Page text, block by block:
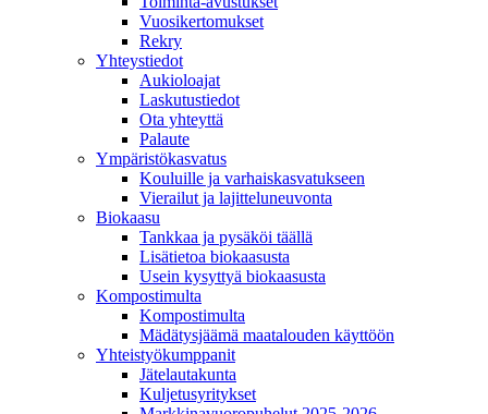
Vuosikertomukset
Rekry
Yhteystiedot
Aukioloajat
Laskutustiedot
Ota yhteyttä
Palaute
Ympäristökasvatus
Kouluille ja varhaiskasvatukseen
Vierailut ja lajitteluneuvonta
Biokaasu
Tankkaa ja pysäköi täällä
Lisätietoa biokaasusta
Usein kysyttyä biokaasusta
Kompostimulta
Kompostimulta
Mädätysjäämä maatalouden käyttöön
Yhteistyökumppanit
Jätelautakunta
Kuljetusyritykset